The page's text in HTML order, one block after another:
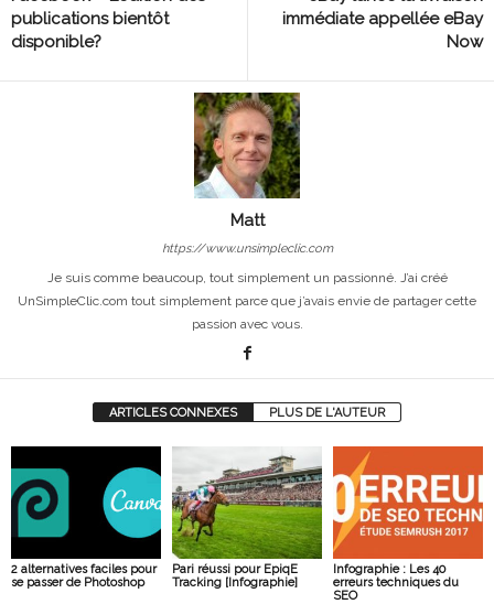
publications bientôt
disponible?
immédiate appellée eBay
Now
Matt
https://www.unsimpleclic.com
Je suis comme beaucoup, tout simplement un passionné. J’ai créé
UnSimpleClic.com tout simplement parce que j’avais envie de partager cette
passion avec vous.
ARTICLES CONNEXES PLUS DE L'AUTEUR
2 alternatives faciles pour
se passer de Photoshop
Pari réussi pour EpiqE
Tracking [Infographie]
Infographie : Les 40
erreurs techniques du
SEO